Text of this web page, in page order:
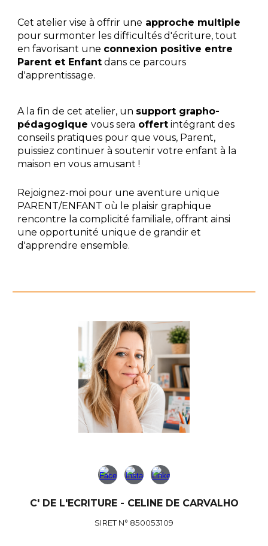
Cet atelier vise à offrir une approche multiple
pour surmonter les difficultés d'écriture, tout
en favorisant une connexion positive entre
Parent et Enfant dans ce parcours
d'apprentissage.
A la fin de cet atelier, un support grapho-
pédagogiquevous sera offert intégrant des
conseils pratiques pour que vous, Parent,
puissiez continuer à soutenir votre enfant à la
maison en vous amusant !
Rejoignez-moi pour une aventure unique
PARENT/ENFANT où le plaisir graphique
rencontre la complicité familiale, offrant ainsi
une opportunité unique de grandir et
d'apprendre ensemble.
C' DE L'ECRITURE - CELINE DE CARVALHO
SIRET N° 850053109